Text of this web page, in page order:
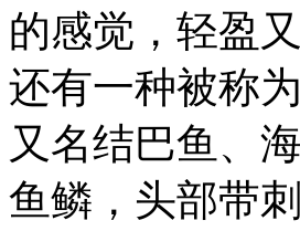
的感觉，轻盈又
还有一种被称
又名结巴鱼、
鱼鳞，头部带